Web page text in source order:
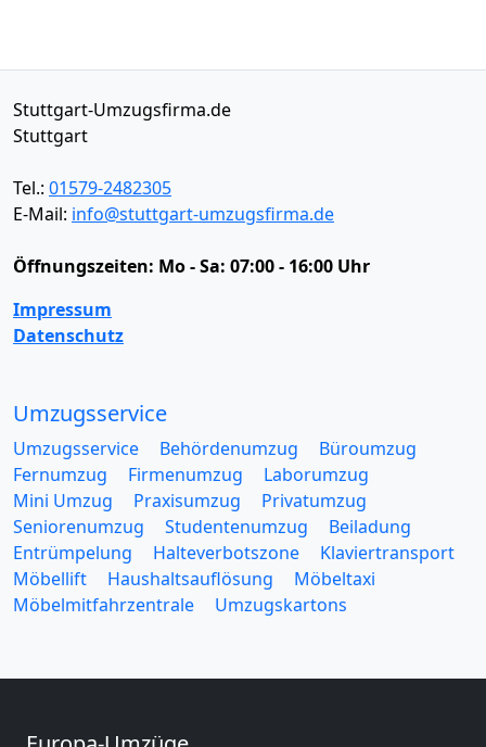
Stuttgart-Umzugsfirma.de
Stuttgart
Tel.: 01579-2482305
E-Mail: info@stuttgart-umzugsfirma.de
Öffnungszeiten: Mo - Sa: 07:00 - 16:00 Uhr
Impressum
Datenschutz
Umzugsservice
Umzugsservice Behördenumzug
Büroumzug
Fernumzug
Firmenumzug
Laborumzug
Mini Umzug
Praxisumzug
Privatumzug
Seniorenumzug
Studentenumzug
Beiladung
Entrümpelung
Halteverbotszone
Klaviertransport
Möbellift
Haushaltsauflösung
Möbeltaxi
Möbelmitfahrzentrale
Umzugskartons